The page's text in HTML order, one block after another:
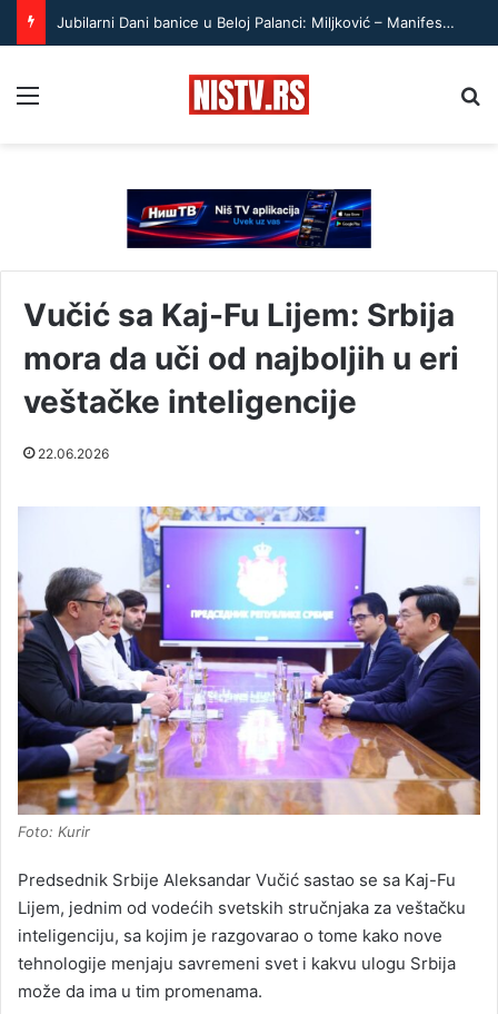
Jubilarni Dani banice u Beloj Palanci: Miljković – Manifestacija je postala brend prepoznat i van Srbije
Vučić sa Kaj-Fu Lijem: Srbija
mora da uči od najboljih u eri
veštačke inteligencije
22.06.2026
Foto: Kurir
Predsednik Srbije Aleksandar Vučić sastao se sa Kaj-Fu
Lijem, jednim od vodećih svetskih stručnjaka za veštačku
inteligenciju, sa kojim je razgovarao o tome kako nove
tehnologije menjaju savremeni svet i kakvu ulogu Srbija
može da ima u tim promenama.